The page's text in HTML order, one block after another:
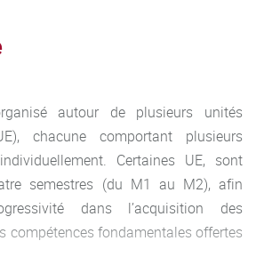
autour de plusieurs unités
chacune comportant plusieurs
Certaines UE, sont
semestres (du M1 au M2), afin
dans l’acquisition des
compétences fondamentales offertes